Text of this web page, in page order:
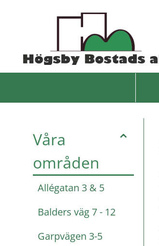
Våra
områden
⌃
Allégatan 3 & 5
Balders väg 7 - 12
Garpvägen 3-5